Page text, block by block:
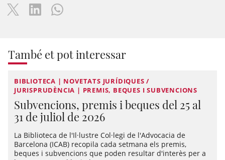
També et pot interessar
BIBLIOTECA | NOVETATS JURÍDIQUES /
JURISPRUDÈNCIA | PREMIS, BEQUES I SUBVENCIONS
Subvencions, premis i beques del 25 al
31 de juliol de 2026
La Biblioteca de l'Il·lustre Col·legi de l'Advocacia de
Barcelona (ICAB) recopila cada setmana els premis,
beques i subvencions que poden resultar d'interès per a